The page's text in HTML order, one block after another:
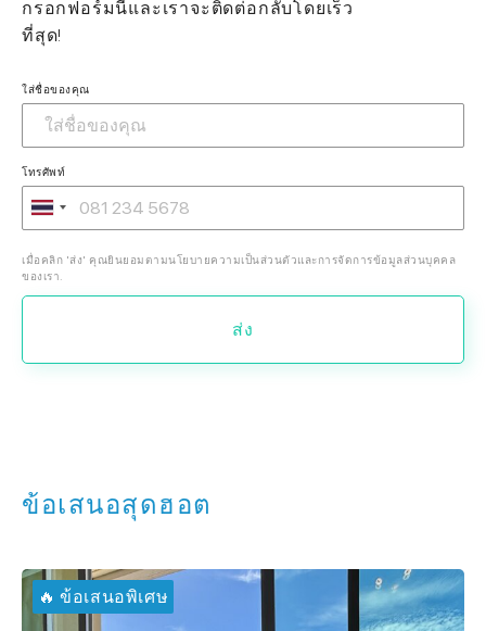
กรอกฟอร์มนี้และเราจะติดต่อกลับโดยเร็ว
ที่สุด!
ใส่ชื่อของคุณ
โทรศัพท์
เมื่อคลิก 'ส่ง' คุณยินยอมตามนโยบายความเป็นส่วนตัวและการจัดการข้อมูลส่วนบุคคล
ของเรา.
ส่ง
ข้อเสนอสุดฮอต
🔥 ข้อเสนอพิเศษ